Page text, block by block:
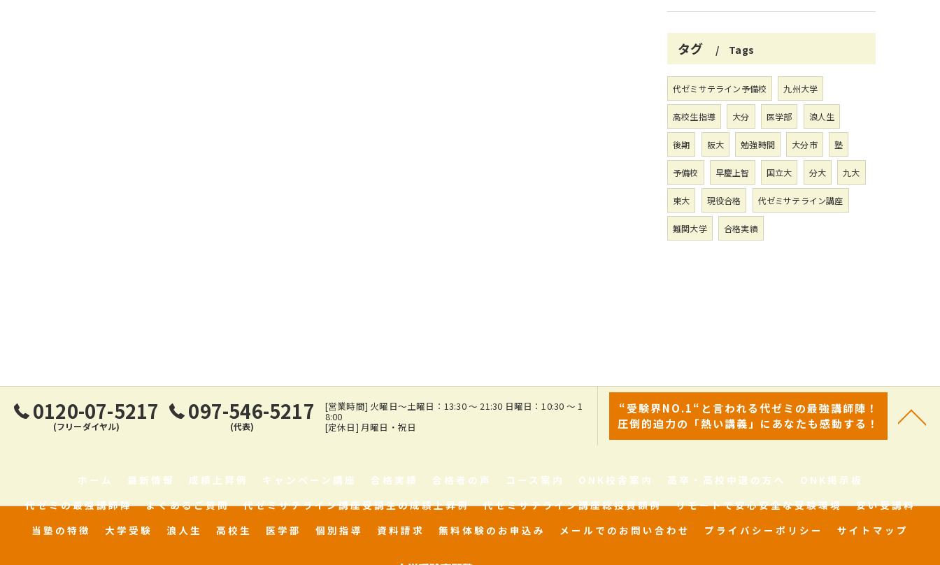
タグ Tags
代ゼミサテライン予備校 九州大学
高校生指導 大分 医学部 浪人生
後期 阪大 勉強時間 大分市 塾
予備校 早慶上智 国立大 分大 九大
東大 現役合格 代ゼミサテライン講座
難関大学 合格実績
0120-07-5217
(フリーダイヤル)
097-546-5217
(代表)
[営業時間] 火曜日～土曜日：13:30 ～ 21:30 日曜日：10:30 ～ 1
8:00
[定休日] 月曜日・祝日
“受験界NO.1“と言われる代ゼミの最強講師陣！
圧倒的迫力の「熱い講義」にあなたも感動する！
ホーム 最新情報 成績上昇例 キャンペーン講座 合格実績 合格者の声 コース案内 ONK校舎案内 高卒・高校中退の方へ
ONK掲示板
代ゼミの最強講師陣
よくあるご質問 代ゼミサテライン講座受講生の成績上昇例 代ゼミサテライン講座総投資額例 リモートで安心安全な受験環境
安い受講料
当塾の特徴
大学受験 浪人生 高校生 医学部 個別指導 資料請求 無料体験のお申込み メールでのお問い合わせ プライバシーポリシー サイトマップ